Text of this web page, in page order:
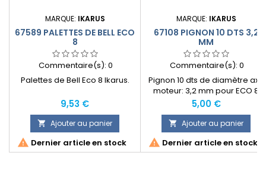
MARQUE: IKARUS
67589 PALETTES DE BELL ECO
8
Commentaire(s): 0
Palettes de Bell Eco 8 Ikarus.
Prix
9,53 €
 Ajouter au panier
 Dernier article en stock
MARQUE: IKARUS
67108 PIGNON 10 DTS 3,2
MM
Commentaire(s): 0
Pignon 10 dts de diamètre axe
moteur: 3,2 mm pour ECO 8
Ikarus.
Prix
5,00 €
 Ajouter au panier
 Dernier article en stock